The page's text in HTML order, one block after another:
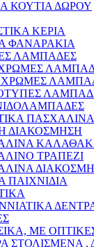
ΚΟΥΤΙΑ ΔΩΡΟΥ
ΚΕΡΙΑ
ΦΑΝΑΡΑΚΙΑ
ΛΑΜΠΑΔΕΣ
ΠΑΣΧΑΛΙΝΑ
ΔΙΑΚΟΣΜΗΣΗ
ΤΡΑΠΕΖΙ
ΠΑΙΧΝΙΔΙΑ
ΜΕ
ΣΤΟΛΙΣΜΕΝΑ ,